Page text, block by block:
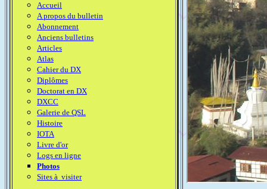
Accueil
A propos du bulletin
Abonnement
Anciens bulletins
Articles
Atlas
Cahier du DX
Diplômes
Doctorat en DX
DXCC
Galerie de QSL
Histoire
IOTA
Livre d'or
Logs en ligne
Photos
Sites à visiter